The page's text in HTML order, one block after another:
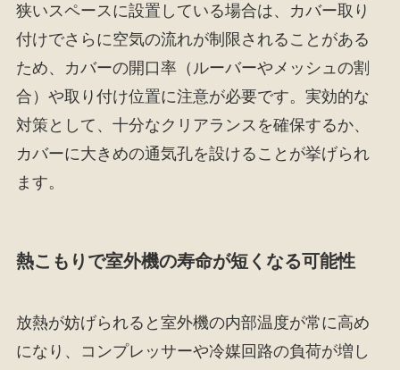
狭いスペースに設置している場合は、カバー取り
付けでさらに空気の流れが制限されることがある
ため、カバーの開口率（ルーバーやメッシュの割
合）や取り付け位置に注意が必要です。実効的な
対策として、十分なクリアランスを確保するか、
カバーに大きめの通気孔を設けることが挙げられ
ます。
熱こもりで室外機の寿命が短くなる可能性
放熱が妨げられると室外機の内部温度が常に高め
になり、コンプレッサーや冷媒回路の負荷が増し